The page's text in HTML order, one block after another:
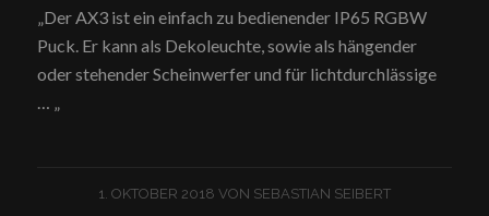
„Der AX3 ist ein einfach zu bedienender IP65 RGBW
Puck. Er kann als Dekoleuchte, sowie als hängender
oder stehender Scheinwerfer und für lichtdurchlässige
… „
1. OKTOBER 2018 VON SEBASTIAN SEIBERT